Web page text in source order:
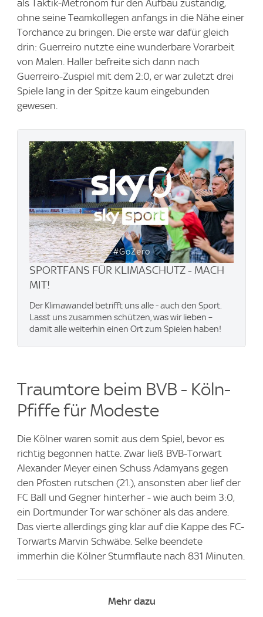
als Taktik-Metronom für den Aufbau zuständig,
ohne seine Teamkollegen anfangs in die Nähe einer
Torchance zu bringen. Die erste war dafür gleich
drin: Guerreiro nutzte eine wunderbare Vorarbeit
von Malen. Haller befreite sich dann nach
Guerreiro-Zuspiel mit dem 2:0, er war zuletzt drei
Spiele lang in der Spitze kaum eingebunden
gewesen.
SPORTFANS FÜR KLIMASCHUTZ - MACH
MIT!
Der Klimawandel betrifft uns alle - auch den Sport.
Lasst uns zusammen schützen, was wir lieben –
damit alle weiterhin einen Ort zum Spielen haben!
Traumtore beim BVB - Köln-
Pfiffe für Modeste
Die Kölner waren somit aus dem Spiel, bevor es
richtig begonnen hatte. Zwar ließ BVB-Torwart
Alexander Meyer einen Schuss Adamyans gegen
den Pfosten rutschen (21.), ansonsten aber lief der
FC Ball und Gegner hinterher - wie auch beim 3:0,
ein Dortmunder Tor war schöner als das andere.
Das vierte allerdings ging klar auf die Kappe des FC-
Torwarts Marvin Schwäbe. Selke beendete
immerhin die Kölner Sturmflaute nach 831 Minuten.
Mehr dazu